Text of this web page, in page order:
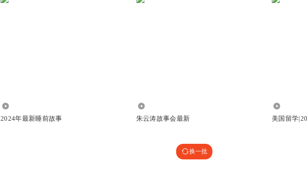
2024年最新睡前故事 朱云涛故事会最新 美国留学
换一批